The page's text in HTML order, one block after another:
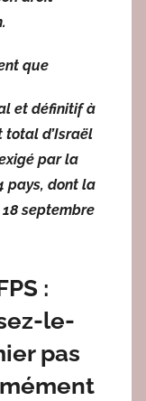
que
et définitif à
total d’Israël
par la
pays, dont la
septembre
:
le-
pas